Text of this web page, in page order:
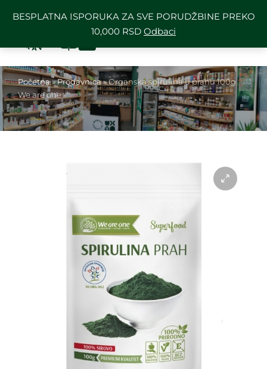
BESPLATNA ISPORUKA ZA SVE PORUDŽBINE PREKO
10,000 RSD Odbaci
Početna»Prodavnica»Organska spirulina u prahu 100g
We are one